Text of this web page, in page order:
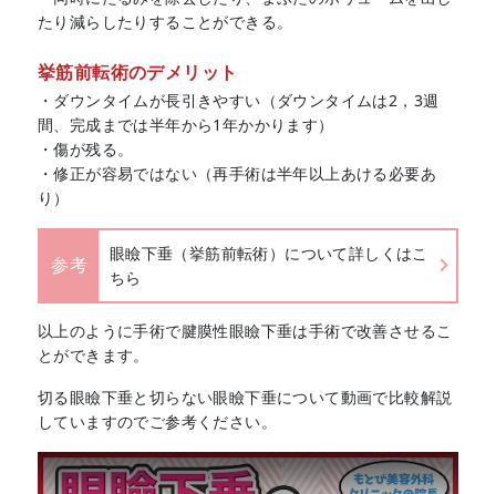
たり減らしたりすることができる。
挙筋前転術のデメリット
・ダウンタイムが長引きやすい（ダウンタイムは2，3週
間、完成までは半年から1年かかります）
・傷が残る。
・修正が容易ではない（再手術は半年以上あける必要あ
り）
参考
眼瞼下垂（挙筋前転術）について詳しくはこ
ちら
以上のように手術で腱膜性眼瞼下垂は手術で改善させるこ
とができます。
切る眼瞼下垂と切らない眼瞼下垂について動画で比較解説
していますのでご参考ください。